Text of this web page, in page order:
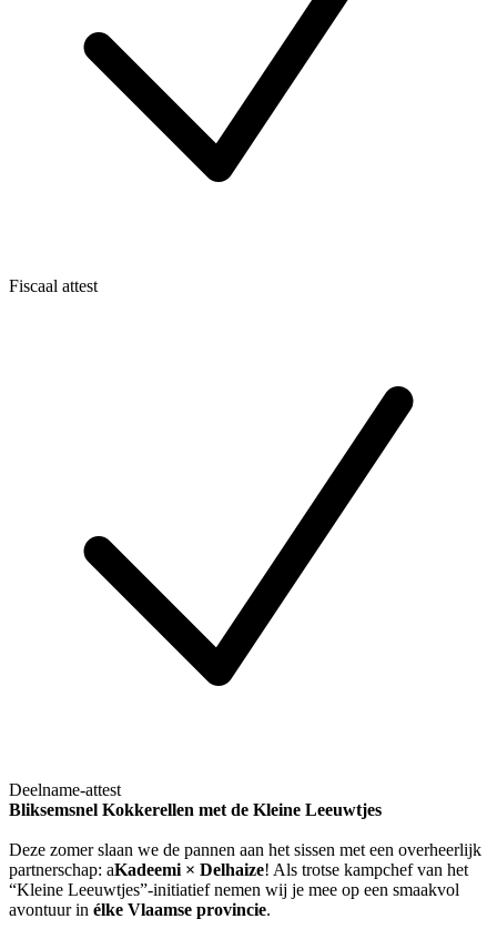
Fiscaal attest
Deelname-attest
Bliksemsnel Kokkerellen met de Kleine Leeuwtjes
Deze zomer slaan we de pannen aan het sissen met een overheerlijk
partnerschap: aKadeemi × Delhaize! Als trotse kampchef van het
“Kleine Leeuwtjes”-initiatief nemen wij je mee op een smaakvol
avontuur in élke Vlaamse provincie.